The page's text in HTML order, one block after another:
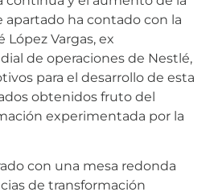
ha contado con la
López Vargas, ex
de operaciones de Nestlé,
para el desarrollo de esta
obtenidos fruto del
experimentada por la
con una mesa redonda
de transformación